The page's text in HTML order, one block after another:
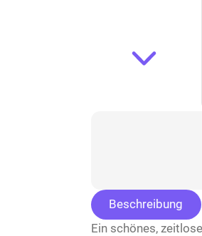
Beschreibung
Ein schönes,